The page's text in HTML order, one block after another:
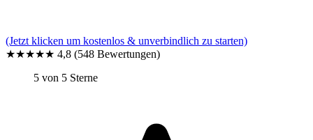
(Jetzt klicken um kostenlos & unverbindlich zu starten)
★★★★★ 4,8 (548 Bewertungen)
5 von 5 Sterne